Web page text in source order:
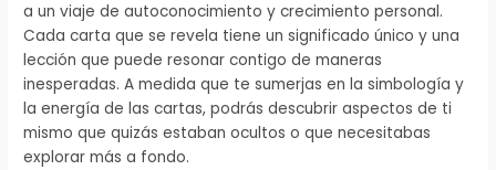
a un viaje de autoconocimiento y crecimiento personal.
Cada carta que se revela tiene un significado único y una
lección que puede resonar contigo de maneras
inesperadas. A medida que te sumerjas en la simbología y
la energía de las cartas, podrás descubrir aspectos de ti
mismo que quizás estaban ocultos o que necesitabas
explorar más a fondo.